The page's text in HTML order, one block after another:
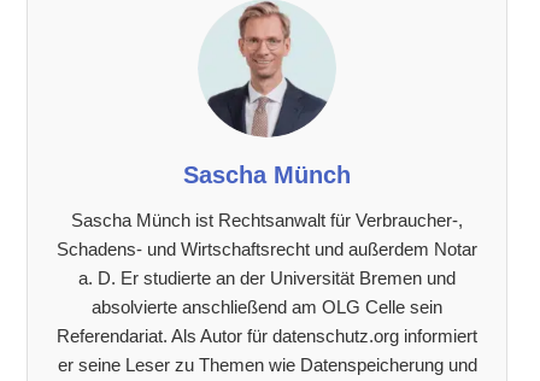
Sascha Münch
Sascha Münch ist Rechtsanwalt für Verbraucher-,
Schadens- und Wirtschaftsrecht und außerdem Notar
a. D. Er studierte an der Universität Bremen und
absolvierte anschließend am OLG Celle sein
Referendariat. Als Autor für datenschutz.org informiert
er seine Leser zu Themen wie Datenspeicherung und